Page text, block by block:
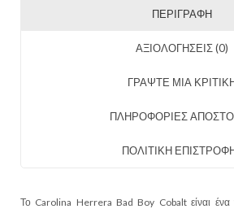
ΠΕΡΙΓΡΑΦΉ
ΑΞΙΟΛΟΓΉΣΕΙΣ (0)
ΓΡΑΨΤΕ ΜΙΑ
ΠΛΗΡΟΦΟΡΙΕΣ
ΠΟΛΙΤΙΚΗ
Το Carolina Herrera Bad Boy Cobalt είναι